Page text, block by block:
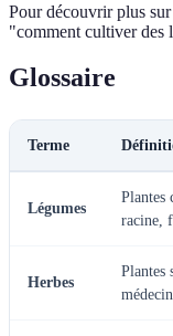
Pour découvrir plus
"comment cultiver des
Glossaire
Terme
Légumes
Plantes
racine,
Herbes
Plantes